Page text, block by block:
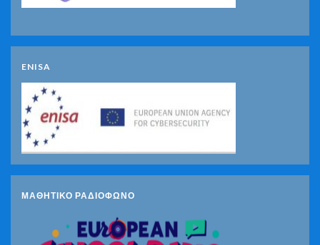
ENISA
ΜΑΘΗΤΙΚΟ ΡΑΔΙΟΦΩΝΟ